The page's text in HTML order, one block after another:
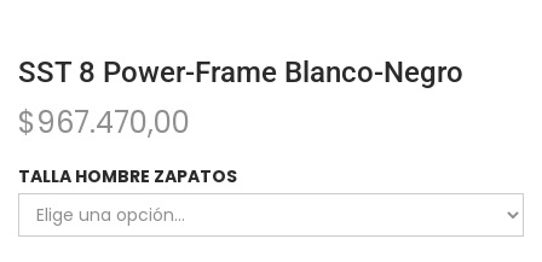
SST 8 Power-Frame Blanco-Negro
$967.470,00
TALLA HOMBRE ZAPATOS